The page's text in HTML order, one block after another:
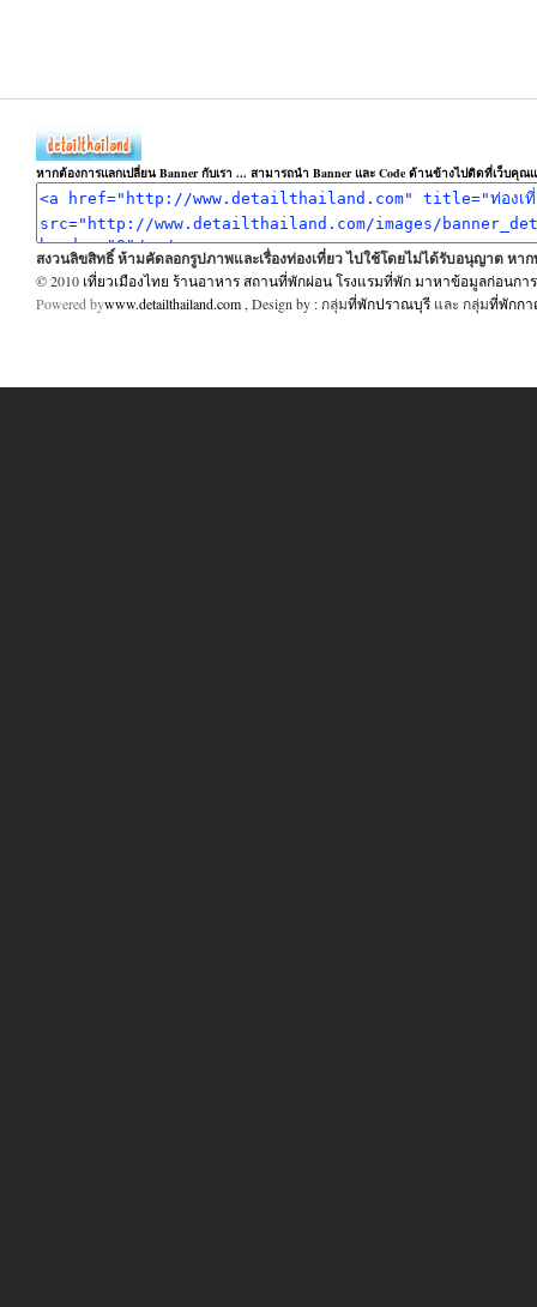
หากต้องการแลกเปลี่ยน Banner กับเรา ... สามารถนำ Banner และ Code ด้านข้างไปติดที่เว็บคุ
สงวนลิขสิทธิ์ ห้ามคัดลอกรูปภาพและเรื่องท่องเที่ยว ไปใช้โดยไม่ได้รับอนุญาต หา
© 2010 เที่ยวเมืองไทย ร้านอาหาร สถานที่พักผ่อน โรงแรมที่พัก มาหาข้อมูลก่อนการเ
Powered bywww.detailthailand.com , Design by : กลุ่มที่พักปราณบุรี และ กลุ่มที่พักกา